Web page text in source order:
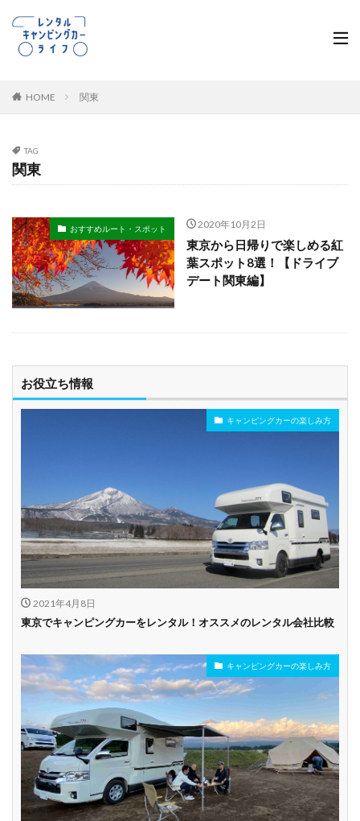
HOME 関東
TAG
関東
おすすめルート・スポット 2020年10月2日
東京から日帰りで楽しめる紅
葉スポット8選！【ドライブ
デート関東編】
お役立ち情報
キャンピングカーの楽しみ方
2021年4月8日
東京でキャンピングカーをレンタル！オススメのレンタル会社比較
キャンピングカーの楽しみ方